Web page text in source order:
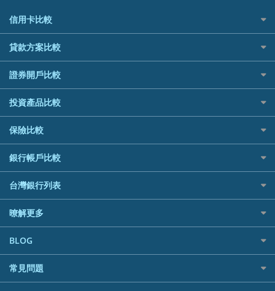
信用卡比較
信用卡情境類別推薦
所有信用卡
精選推薦
國內外現金回饋
繳稅優惠
航空哩程回饋
分期零利率優惠
首刷禮優惠
信用卡繳保費優惠
電影優惠
網購優惠
行動支付優惠
美食餐廳優惠
機場接送優惠
貸款方案比較
快速線上貸款推薦
最完整貸款資訊一次看
繳稅貸款
貸款計算機
車貸計算機
精選貸款推薦
一般個人貸款
優質客戶貸款
既有客戶貸款
低手續費貸款
小額借款
循環貸款
證券開戶比較
台股證券戶
美股證券戶
投資產品比較
機器人投資
加密貨幣
外幣定存
保險比較
住宅險
汽車保險
機車保險
寵物險
銀行帳戶比較
財富管理帳戶
數位存款帳戶
美元定存
台灣銀行列表
銀行與合作機構列表
銀行客服電話
暸解更多
加入我們
訂閱電子報
媒體聯絡
聯盟行銷
BLOG
專欄文章
常見問題